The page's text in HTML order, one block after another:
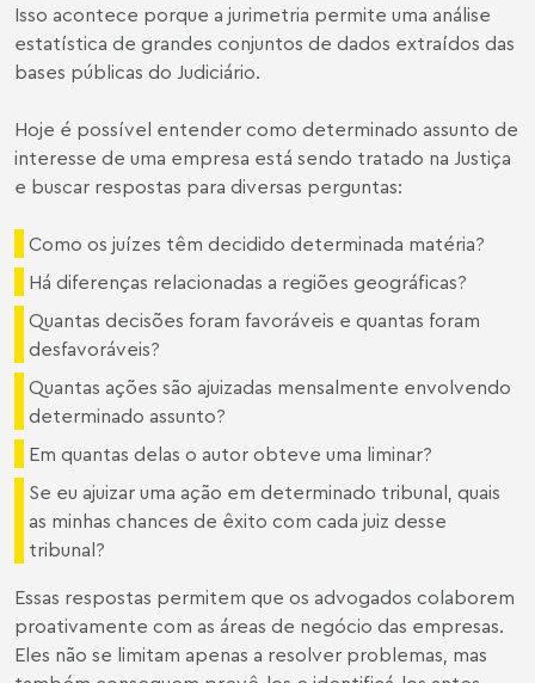
Isso acontece porque a jurimetria permite uma análise
estatística de grandes conjuntos de dados extraídos das
bases públicas do Judiciário.
Hoje é possível entender como determinado assunto de
interesse de uma empresa está sendo tratado na Justiça
e buscar respostas para diversas perguntas:
Como os juízes têm decidido determinada matéria?
Há diferenças relacionadas a regiões geográficas?
Quantas decisões foram favoráveis e quantas foram
desfavoráveis?
Quantas ações são ajuizadas mensalmente envolvendo
determinado assunto?
Em quantas delas o autor obteve uma liminar?
Se eu ajuizar uma ação em determinado tribunal, quais
as minhas chances de êxito com cada juiz desse
tribunal?
Essas respostas permitem que os advogados colaborem
proativamente com as áreas de negócio das empresas.
Eles não se limitam apenas a resolver problemas, mas